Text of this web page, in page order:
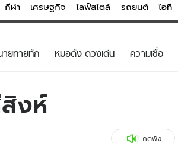
กีฬา เศรษฐกิจ ไลฟ์สไตล์ รถยนต์ ไอที
รวจหวย
ย
ไลฟ์สไตล์
ายทายทัก หมอดัง ดวงเด่น ความเชื่อ
งห์
กดฟัง